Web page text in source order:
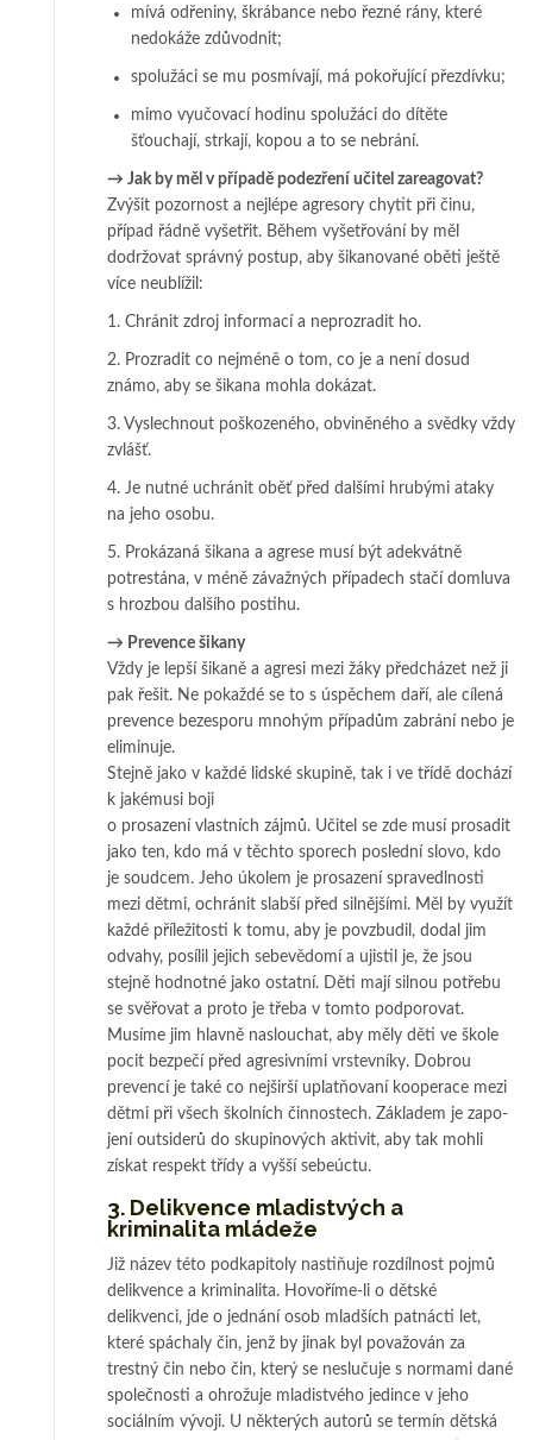
mívá odřeniny, škrábance nebo řezné rány, které
nedokáže zdůvodnit;
spolužáci se mu posmívají, má pokořující přezdívku;
mimo vyučovací hodinu spolužáci do dítěte
šťouchají, strkají, kopou a to se ne­brá­ní.
→ Jak by měl v případě podezření učitel zareagovat?
Zvýšit pozornost a nejlépe agresory chytit při činu,
případ řádně vyšetřit. Bě­hem vy­­šetřování by měl
dodržovat správný postup, aby šikanované oběti ještě
ví­ce ne­u­blížil:
1. Chránit zdroj informací a neprozradit ho.
2. Prozradit co nejméně o tom, co je a není dosud
známo, aby se šikana mohla do­ká­zat.
3. Vyslechnout poškozeného, obviněného a svědky vždy
zvlášť.
4. Je nutné uchránit oběť před dalšími hrubými ataky
na jeho osobu.
5. Prokázaná šikana a agrese musí být adekvátně
potrestána, v méně závažných pří­padech stačí domluva
s hrozbou dalšího postihu.
→ Prevence šikany
Vždy je lepší šikaně a agresi mezi žáky předcházet než ji
pak řešit. Ne po­kaž­dé se to s úspěchem daří, ale cílená
prevence bezesporu mnohým případům zabrání ne­­bo je
eliminuje.
Stejně jako v každé lidské skupině, tak i ve třídě dochází
k jakémusi boji
o pro­­sazení vlastních zájmů. Učitel se zde musí prosadit
jako ten, kdo má v těchto spo­­rech poslední slovo, kdo
je soudcem. Jeho úkolem je prosazení spravedlnosti
me­­zi dětmi, ochránit slabší před silnějšími. Měl by využít
každé příležitosti k to­mu, aby je povzbudil, dodal jim
odvahy, posílil jejich sebevědomí a ujistil je, že jsou
stejně hodnotné jako ostatní. Děti mají silnou potřebu
se svěřovat a proto je tře­­­ba v tomto podporovat.
Musíme jim hlavně naslouchat, aby měly děti ve škole
po­­cit bezpečí před agresivními vrstevníky. Dobrou
prevencí je také co nejširší uplat­ňovaní kooperace mezi
dětmi při všech školních činnostech. Základem je za­po­
jení outsiderů do skupinových aktivit, aby tak mohli
získat respekt třídy a vyšší se­beúctu.
3. Delikvence mladistvých a
kriminalita mládeže
Již název této podkapitoly nastiňuje rozdílnost pojmů
delikvence a kri­mi­na­­­li­ta. Hovoříme-li o dětské
delikvenci, jde o jednání osob mladších patnácti let,
které spá­chaly čin, jenž by jinak byl považován za
trestný čin nebo čin, který se neslučuje s normami dané
společnosti a ohrožuje mladistvého jedince v je­ho
sociálním vývoji. U některých au­torů se termín dětská